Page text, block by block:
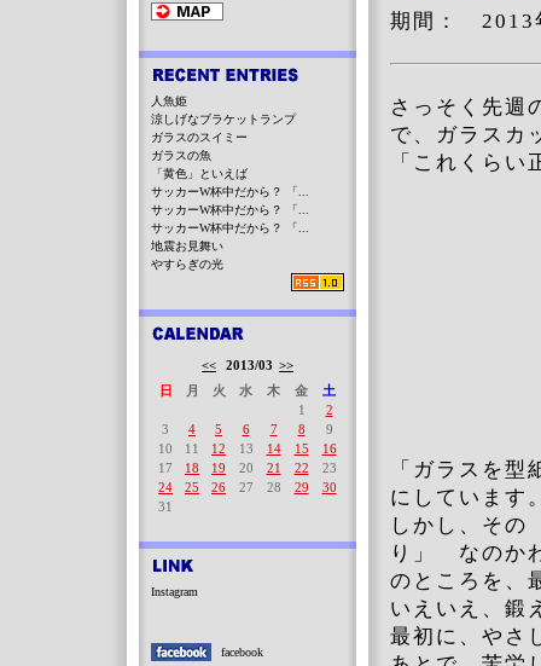
期間： 2013
さっそく先週
で、ガラスカ
「これくら
「ガラスを
にしています
しかし、そ
り」 なのか
のところを
いえいえ、
最初に、や
人魚姫
涼しげなブラケットランプ
ガラスのスイミー
ガラスの魚
「黄色」といえば
サッカーW杯中だから？ 「...
サッカーW杯中だから？ 「...
サッカーW杯中だから？ 「...
地震お見舞い
やすらぎの光
<< 2013/03 >>
日
月 火 水 木 金
土
1
2
3
4 5 6 7 8
9
10
11 12 13 14 15
16
17
18 19 20 21 22
23
24
25 26 27 28 29
30
31
Instagram
facebook